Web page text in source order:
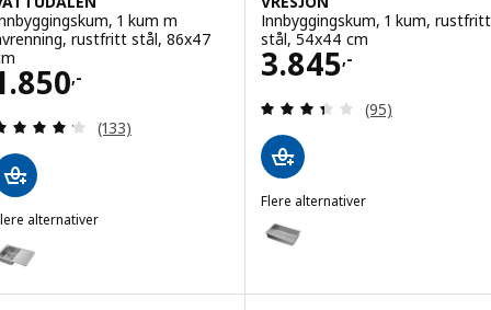
1 kum m
rustfritt stål, 86x47
,-
1850,-
Gjennomgang: 4.2 av 5 stjerner. Samlede
(133)
alternativer
VATTUDALEN, Innbyggingskum, 1 kum m avrenning,
Innbyggingskum, 1 kum, rustfritt
stål, 54x44 cm
3.845,-
Pris 3845,-
Gjennomgang:
(95)
Flere alternativer
VRESJÖN
Alternativ: VRESJÖN,